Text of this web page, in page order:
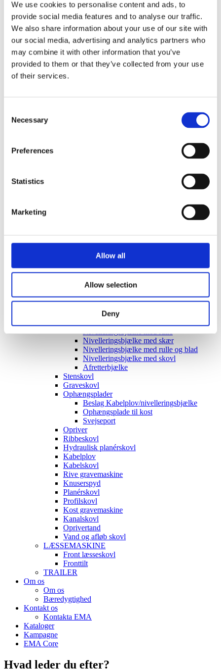
We use cookies to personalise content and ads, to
provide social media features and to analyse our traffic.
We also share information about your use of our site with
our social media, advertising and analytics partners who
may combine it with other information that you’ve
provided to them or that they’ve collected from your use
of their services.
Selection
Necessary
Preferences
Statistics
Marketing
Allow all
Allow selection
Deny
Afretterbjælke
Stenskovl
Graveskovl
Ophængsplader
Beslag Kabelplov/nivelleringsbjælke
Ophængsplade til kost
Svejseport
Opriver
Ribbeskovl
LÆSSEMASKINE
Om os
Kontakt os
Kampagne
Produktsortiment
GRAVEMASKINE
Asfaltskærer
Nivelleringsbjælke med skær
Nivelleringsbjælke med rulle og blad
Nivelleringsbjælke med skovl
Afretterbjælke
Stenskovl
Graveskovl
Ophængsplader
Beslag Kabelplov/nivelleringsbjælke
Ophængsplade til kost
Svejseport
Opriver
Ribbeskovl
Hydraulisk planérskovl
Kabelplov
Kabelskovl
Rive gravemaskine
Knuserspyd
Planérskovl
Profilskovl
Kost gravemaskine
Kanalskovl
Oprivertand
Vand og afløb skovl
LÆSSEMASKINE
Front læsseskovl
Fronttilt
TRAILER
Om os
Om os
Bæredygtighed
Kontakt os
Kontakta EMA
Kataloger
Kampagne
EMA Core
Hvad leder du efter?